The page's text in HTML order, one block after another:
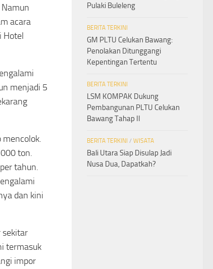
acara
Hotel
menjadi 5
ton.
tahun.
dan kini
sekitar
termasuk
impor
Pulaki Buleleng
BERITA TERKINI
GM PLTU Celukan Bawang:
Penolakan Ditunggangi
Kepentingan Tertentu
BERITA TERKINI
LSM KOMPAK Dukung
Pembangunan PLTU Celukan
Bawang Tahap II
BERITA TERKINI / WISATA
Bali Utara Siap Disulap Jadi
Nusa Dua, Dapatkah?